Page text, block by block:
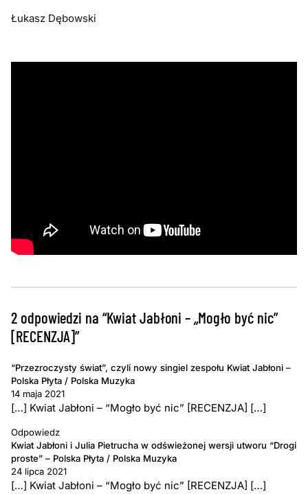
Łukasz Dębowski
2 odpowiedzi na “Kwiat Jabłoni – „Mogło być nic”
[RECENZJA]”
“Przezroczysty świat”, czyli nowy singiel zespołu Kwiat Jabłoni –
Polska Płyta / Polska Muzyka
14 maja 2021
[…] Kwiat Jabłoni – “Mogło być nic” [RECENZJA] […]
Odpowiedz
Kwiat Jabłoni i Julia Pietrucha w odświeżonej wersji utworu “Drogi
proste” – Polska Płyta / Polska Muzyka
24 lipca 2021
[…] Kwiat Jabłoni – “Mogło być nic” [RECENZJA] […]